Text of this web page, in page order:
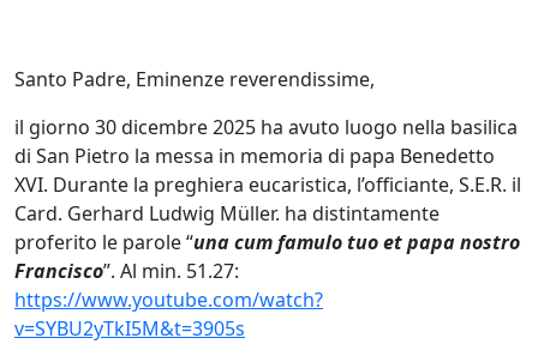
Santo Padre, Eminenze reverendissime,
il giorno 30 dicembre 2025 ha avuto luogo nella basilica
di San Pietro la messa in memoria di papa Benedetto
XVI. Durante la preghiera eucaristica, l’officiante, S.E.R. il
Card. Gerhard Ludwig Müller. ha distintamente
proferito le parole “una cum famulo tuo et papa nostro
Francisco”. Al min. 51.27:
https://www.youtube.com/watch?
v=SYBU2yTkI5M&t=3905s